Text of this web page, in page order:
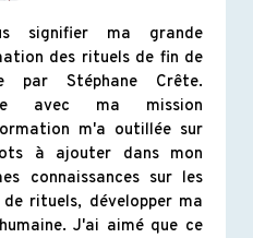
signifier ma grande
des rituels de fin de
par Stéphane Crête.
avec ma mission
m'a outillée sur
à ajouter dans mon
connaissances sur les
rituels, développer ma
J'ai aimé que ce